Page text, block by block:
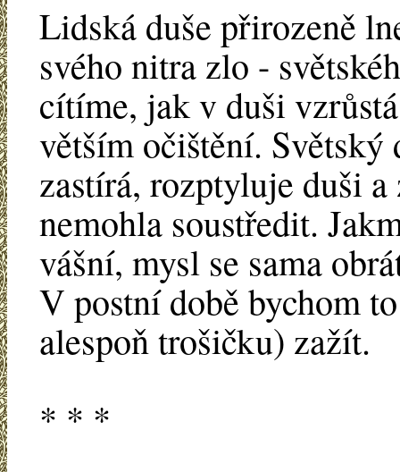
Lidská duše přirozeně
svého nitra zlo -
cítíme, jak v duši
větším očištění. Světský
zastírá, rozptyluje duši
nemohla soustředit.
vášní, mysl se sama
V postní době bychom
alespoň trošičku) zažít.
* * *